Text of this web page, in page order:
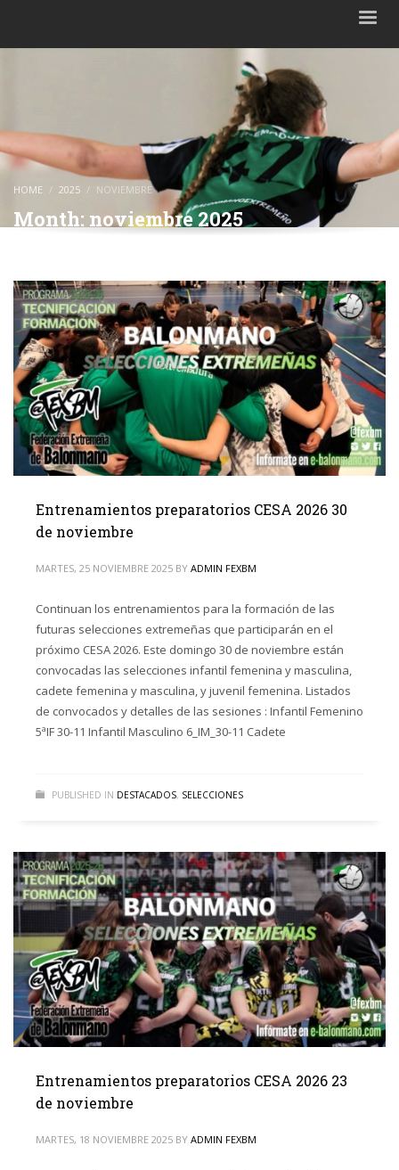
HOME 2025 NOVIEMBRE
Month: noviembre 2025
Entrenamientos preparatorios CESA 2026 30
de noviembre
MARTES, 25 NOVIEMBRE 2025 BY ADMIN FEXBM
Continuan los entrenamientos para la formación de las
futuras selecciones extremeñas que participarán en el
próximo CESA 2026. Este domingo 30 de noviembre están
convocadas las selecciones infantil femenina y masculina,
cadete femenina y masculina, y juvenil femenina. Listados
de convocados y detalles de las sesiones : Infantil Femenino
5ªIF 30-11 Infantil Masculino 6_IM_30-11 Cadete
PUBLISHED IN DESTACADOS, SELECCIONES
Entrenamientos preparatorios CESA 2026 23
de noviembre
MARTES, 18 NOVIEMBRE 2025 BY ADMIN FEXBM